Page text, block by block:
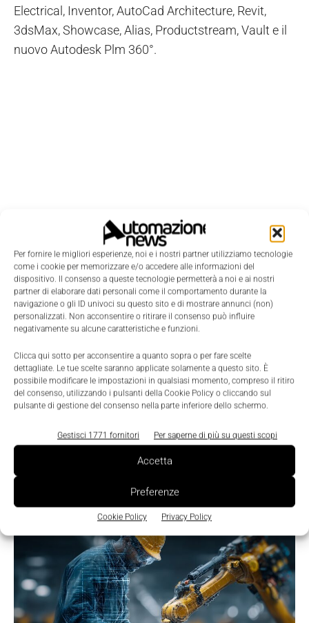
Per fornire le migliori esperienze, noi e i nostri partner utilizziamo tecnologie
come i cookie per memorizzare e/o accedere alle informazioni del
dispositivo. Il consenso a queste tecnologie permetterà a noi e ai nostri
partner di elaborare dati personali come il comportamento durante la
navigazione o gli ID univoci su questo sito e di mostrare annunci (non)
personalizzati. Non acconsentire o ritirare il consenso può influire
negativamente su alcune caratteristiche e funzioni.
Clicca qui sotto per acconsentire a quanto sopra o per fare scelte
dettagliate. Le tue scelte saranno applicate solamente a questo sito. È
possibile modificare le impostazioni in qualsiasi momento, compreso il ritiro
del consenso, utilizzando i pulsanti della Cookie Policy o cliccando sul
pulsante di gestione del consenso nella parte inferiore dello schermo.
Gestisci 1771 fornitori Per saperne di più su questi scopi
Accetta
Preferenze
Cookie Policy Privacy Policy
LEGGI LA RIVISTA ⇢
TI POTREBBERO INTERESSARE ⇢
Electrical, Inventor, AutoCad Architecture, Revit,
3dsMax, Showcase, Alias, Productstream, Vault e il
nuovo Autodesk Plm 360°.